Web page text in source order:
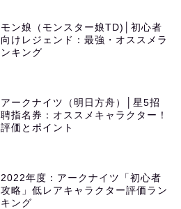
モン娘（モンスター娘TD)│初心者
向けレジェンド：最強・オススメラ
ンキング
アークナイツ（明日方舟）│星5招
聘指名券：オススメキャラクター！
評価とポイント
2022年度：アークナイツ「初心者
攻略」低レアキャラクター評価ラン
キング